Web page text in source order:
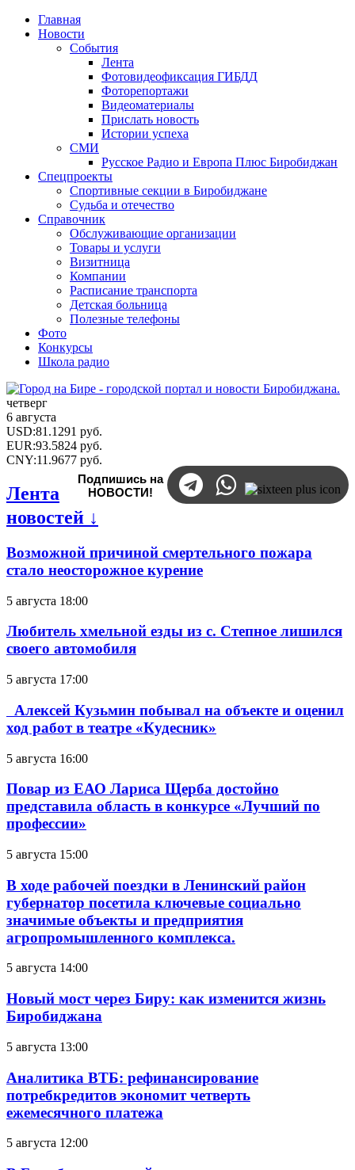
Главная
Новости
События
Лента
Фотовидеофиксация ГИБДД
Фоторепортажи
Видеоматериалы
Прислать новость
Истории успеха
СМИ
Русское Радио и Европа Плюс Биробиджан
Спецпроекты
Спортивные секции в Биробиджане
Судьба и отечество
Справочник
Обслуживающие организации
Товары и услуги
Визитница
Компании
Расписание транспорта
Детская больница
Полезные телефоны
Фото
Конкурсы
Школа радио
четверг
6 августа
USD:81.1291 руб.
EUR:93.5824 руб.
CNY:11.9677 руб.
Подпишись на
НОВОСТИ!
Лента
новостей ↓
Возможной причиной смертельного пожара
стало неосторожное курение
5 августа 18:00
Любитель хмельной езды из с. Степное лишился
своего автомобиля
5 августа 17:00
Алексей Кузьмин побывал на объекте и оценил
ход работ в театре «Кудесник»
5 августа 16:00
Повар из ЕАО Лариса Щерба достойно
представила область в конкурсе «Лучший по
профессии»
5 августа 15:00
В ходе рабочей поездки в Ленинский район
губернатор посетила ключевые социально
значимые объекты и предприятия
агропромышленного комплекса.
5 августа 14:00
Новый мост через Биру: как изменится жизнь
Биробиджана
5 августа 13:00
Аналитика ВТБ: рефинансирование
потребкредитов экономит четверть
ежемесячного платежа
5 августа 12:00